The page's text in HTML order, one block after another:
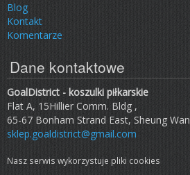
Blog
Kontakt
Komentarze
Dane kontaktowe
GoalDistrict - koszulki piłkarskie
Flat A, 15Hillier Comm. Bldg ,
65-67 Bonham Strand East, Sheung Wan
sklep.goaldistrict@gmail.com
Nasz serwis wykorzystuje pliki cookies